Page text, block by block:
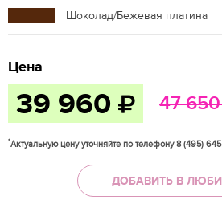
Шоколад/Бежевая платина
Цена
39 960 47
*Актуальную цену уточняйте по телефону 8 (495)
ДОБАВИТЬ В